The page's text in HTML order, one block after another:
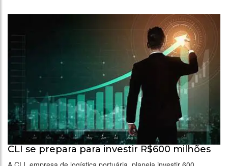
CLI se prepara para investir R$600 milhões